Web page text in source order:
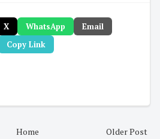
X WhatsApp
Email
Copy Link
Older Post
Home